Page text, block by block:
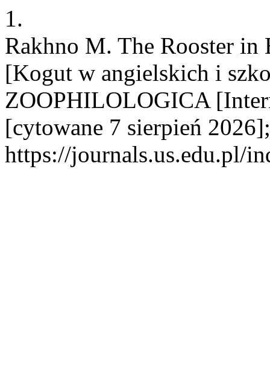
1.
Rakhno M. The Rooster in
[Kogut w angielskich i
ZOOPHILOLOGICA
[cytowane 7 sierpień
https://journals.us.edu.pl/